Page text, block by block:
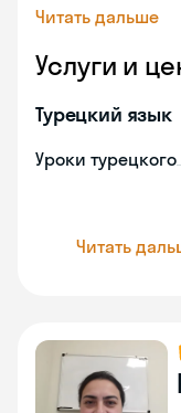
Читать дальше
Услуги и
Турецкий язык
Уроки турецкого
Читать